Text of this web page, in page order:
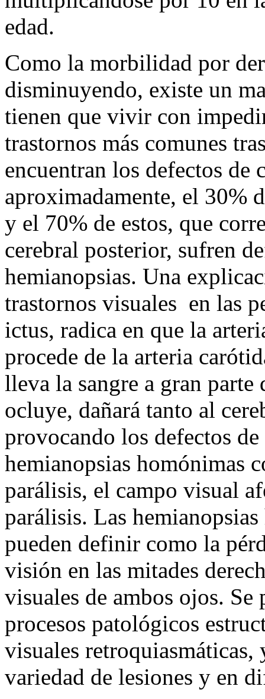
edad.
Como la morbilidad por
disminuyendo, existe un
tienen que vivir con
trastornos más comunes
encuentran los defectos de
aproximadamente, el 30%
y el 70% de estos, que
cerebral posterior, sufren
hemianopsias. Una
trastornos visuales en las
ictus, radica en que la
procede de la arteria
lleva la sangre a gran parte
ocluye, dañará tanto al
provocando los defectos
hemianopsias homónimas
parálisis, el campo visual
parálisis. Las
pueden definir como la
visión en las mitades
visuales de ambos ojos. Se
procesos patológicos
visuales
variedad de lesiones y en